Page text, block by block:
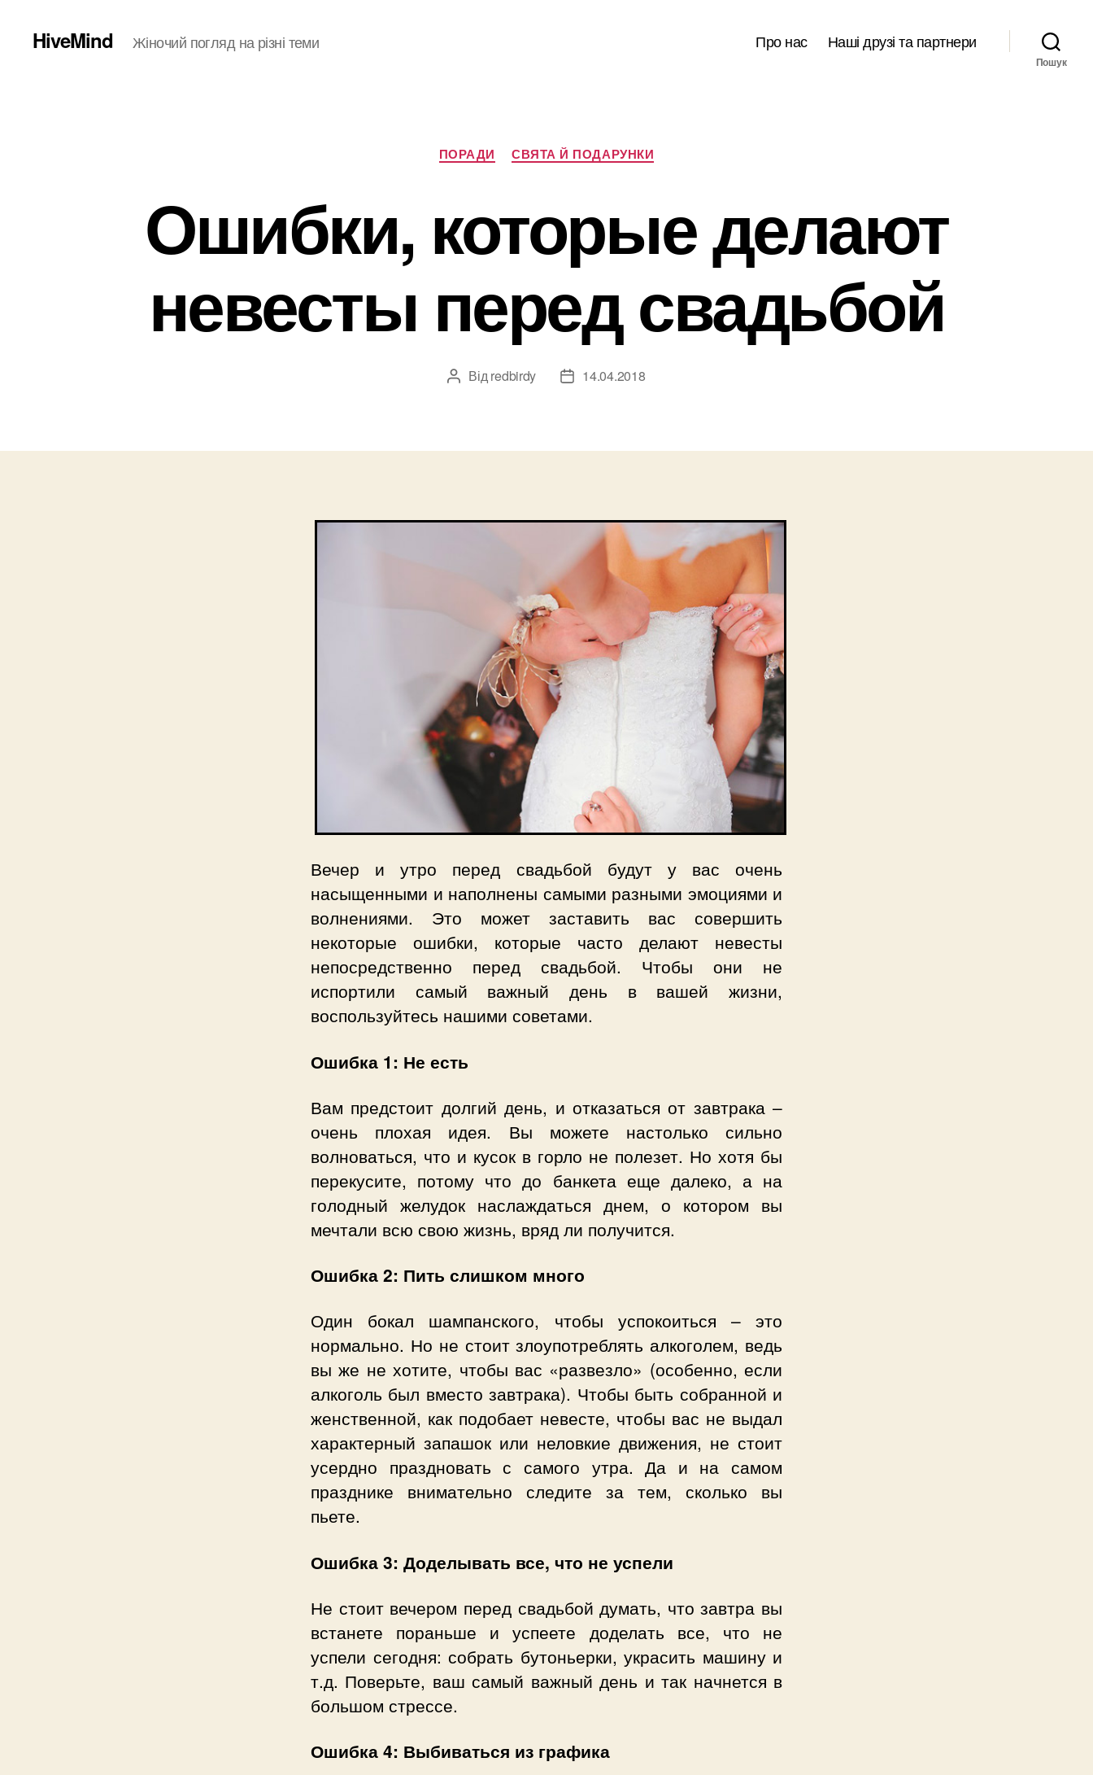
HiveMind Жіночий погляд на різні теми Про нас Наші друзі та партнери
Пошук
Категорії
ПОРАДИ СВЯТА Й ПОДАРУНКИ
Ошибки, которые делают
невесты перед свадьбой
Автор
Від redbirdy
Дата14.04.2018
Вечер и утро перед свадьбой будут у вас очень
насыщенными и наполнены самыми разными эмоциями и
волнениями. Это может заставить вас совершить
некоторые ошибки, которые часто делают невесты
непосредственно перед свадьбой. Чтобы они не
испортили самый важный день в вашей жизни,
воспользуйтесь нашими советами.
Ошибка 1: Не есть
Вам предстоит долгий день, и отказаться от завтрака –
очень плохая идея. Вы можете настолько сильно
волноваться, что и кусок в горло не полезет. Но хотя бы
перекусите, потому что до банкета еще далеко, а на
голодный желудок наслаждаться днем, о котором вы
мечтали всю свою жизнь, вряд ли получится.
Ошибка 2: Пить слишком много
Один бокал шампанского, чтобы успокоиться – это
нормально. Но не стоит злоупотреблять алкоголем, ведь
вы же не хотите, чтобы вас «развезло» (особенно, если
алкоголь был вместо завтрака). Чтобы быть собранной и
женственной, как подобает невесте, чтобы вас не выдал
характерный запашок или неловкие движения, не стоит
усердно праздновать с самого утра. Да и на самом
празднике внимательно следите за тем, сколько вы
пьете.
Ошибка 3: Доделывать все, что не успели
Не стоит вечером перед свадьбой думать, что завтра вы
встанете пораньше и успеете доделать все, что не
успели сегодня: собрать бутоньерки, украсить машину и
т.д. Поверьте, ваш самый важный день и так начнется в
большом стрессе.
Ошибка 4: Выбиваться из графика